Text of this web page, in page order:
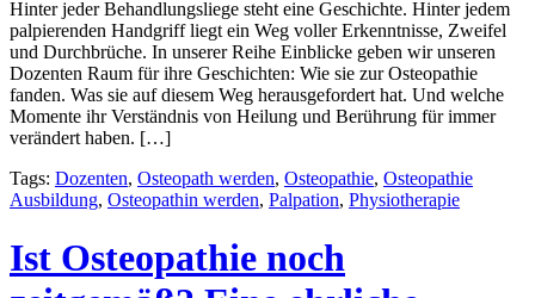
Hinter jeder Behandlungsliege steht eine Geschichte. Hinter jedem
palpierenden Handgriff liegt ein Weg voller Erkenntnisse, Zweifel
und Durchbrüche. In unserer Reihe Einblicke geben wir unseren
Dozenten Raum für ihre Geschichten: Wie sie zur Osteopathie
fanden. Was sie auf diesem Weg herausgefordert hat. Und welche
Momente ihr Verständnis von Heilung und Berührung für immer
verändert haben. […]
Tags: Dozenten, Osteopath werden, Osteopathie, Osteopathie
Ausbildung, Osteopathin werden, Palpation, Physiotherapie
Ist Osteopathie noch